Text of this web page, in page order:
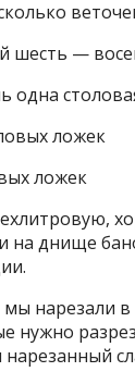
шесть —
одна
ложек
ложек
на днище
нарезали
нужно
нарезанный